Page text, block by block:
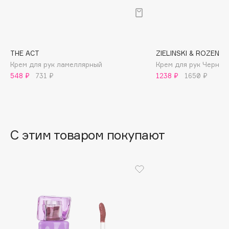
Balmain Hair Couture
Banderas
Beauty Pati
Biodance
Bioderma
THE ACT
Крем для рук ламеллярный
548 ₽
731 ₽
ZIELINSKI & ROZEN
Крем для рук Черная
1238 ₽
1650 ₽
С этим товаром покупают